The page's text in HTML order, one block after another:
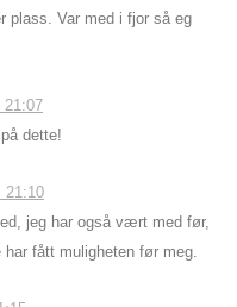
plass. Var med i fjor så eg
21:07
dette!
21:10
jeg har også vært med før,
fått muligheten før meg.